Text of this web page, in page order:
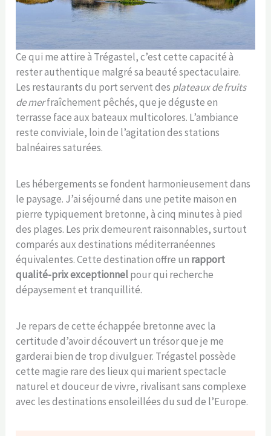
Ce qui me attire à Trégastel, c’est cette capacité à
rester authentique malgré sa beauté spectaculaire.
Les restaurants du port servent des plateaux de fruits
de merfraîchement pêchés, que je déguste en
terrasse face aux bateaux multicolores. L’ambiance
reste conviviale, loin de l’agitation des stations
balnéaires saturées.
Les hébergements se fondent harmonieusement dans
le paysage. J’ai séjourné dans une petite maison en
pierre typiquement bretonne, à cinq minutes à pied
des plages. Les prix demeurent raisonnables, surtout
comparés aux destinations méditerranéennes
équivalentes. Cette destination offre un rapport
qualité-prix exceptionnelpour qui recherche
dépaysement et tranquillité.
Je repars de cette échappée bretonne avec la
certitude d’avoir découvert un trésor que je me
garderai bien de trop divulguer. Trégastel possède
cette magie rare des lieux qui marient spectacle
naturel et douceur de vivre, rivalisant sans complexe
avec les destinations ensoleillées du sud de l’Europe.